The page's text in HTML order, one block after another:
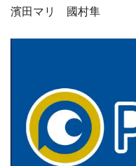
濱田マリ 國村隼